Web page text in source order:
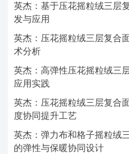
英杰：基于压花摇粒绒三层
发与应用
英杰：压花摇粒绒三层复合
术分析
英杰：高弹性压花摇粒绒三
应用实践
英杰：压花摇粒绒三层复合
度协同提升工艺
英杰：弹力布和格子摇粒绒
的弹性与保暖协同设计